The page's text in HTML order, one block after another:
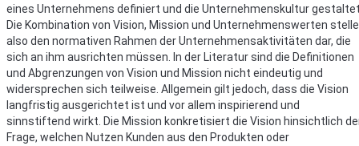
eines Unternehmens definiert und die Unternehmenskultur
Die Kombination von Vision, Mission und Unternehmenswerten
also den normativen Rahmen der Unternehmensaktivitäten dar, die
sich an ihm ausrichten müssen. In der Literatur sind die Definitionen
und Abgrenzungen von Vision und Mission nicht eindeutig und
widersprechen sich teilweise. Allgemein gilt jedoch, dass die Vision
langfristig ausgerichtet ist und vor allem inspirierend und
sinnstiftend wirkt. Die Mission konkretisiert die Vision hinsichtlich
Frage, welchen Nutzen Kunden aus den Produkten oder